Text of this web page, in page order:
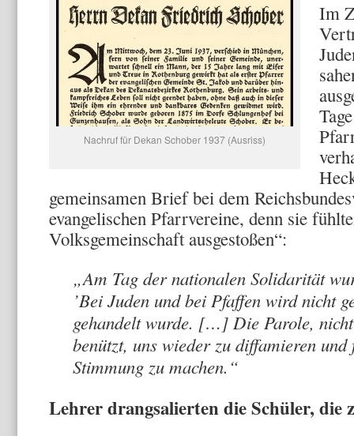
Nachruf für Dekan Schober 1937 (Ausriss)
Im
gemeinsamen Brief bei dem
evangelischen Pfarrvereine, denn sie
Volksgemeinschaft ausgestoßen“:
„Am Tag der nationalen Solidarität
’Bei Juden und bei Pfaffen wird nicht
gehandelt wurde. […] Die Parole,
benützt, uns wieder zu diffamieren
Stimmung zu machen.“
Lehrer drangsalierten die Schüler, die